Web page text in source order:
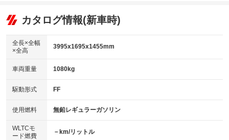
リフトアップ
：装備なし
：装備なし
パワーウィンドウ
アイドリングストップ
：装備あり
USB入力端子
：装備なし
100V電源
：装備なし
センターデフロック
：装備なし
ビジュアル：-／DVD再生
：装備あり
：装備なし
革シート
キーレス
HID(キセノンライト)
：装備なし
バックカメラ
：装備なし
エアロ
：装備なし
カタログ情報(新車時)
全長×全幅
×全高
3995x1695x1455mm
車両重量 1080kg
駆動形式 FF
使用燃料 無鉛レギュラーガソリン
WLTCモ
ード燃費
－km/リットル